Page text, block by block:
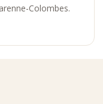
Colombes.